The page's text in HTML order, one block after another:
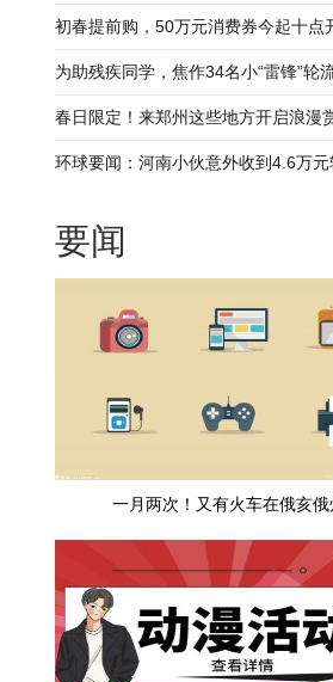
初春提前购，50万元消费券今起十点
为助残疾同学，焦作34名小“雷锋”轮
春日限定！来郑州这些地方开启浪漫
头条
环球要闻：河南小伙意外收到4.6万
要闻
一月两次！又有火车在俄亥俄